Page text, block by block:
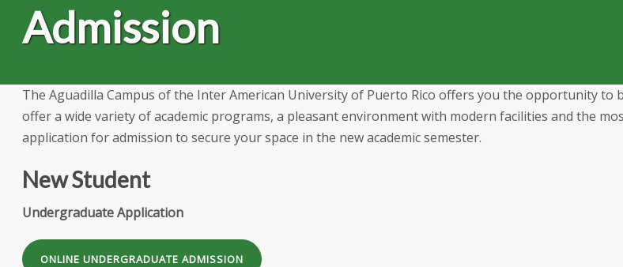
Admission
The Aguadilla Campus of the Inter American University of Puerto Rico offers you the opportunity to
offer a wide variety of academic programs, a pleasant environment with modern facilities and the
application for admission to secure your space in the new academic semester.
New Student
Undergraduate Application
ONLINE UNDERGRADUATE ADMISSION